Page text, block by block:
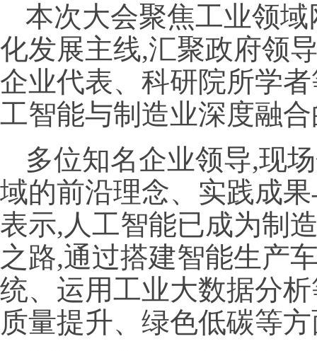
本次大会聚焦工业领
化发展主线,汇聚政府领
企业代表、科研院所学
工智能与制造业深度融
多位知名企业领导,现
域的前沿理念、实践成
表示,人工智能已成为制
之路,通过搭建智能生产
统、运用工业大数据分
质量提升、绿色低碳等